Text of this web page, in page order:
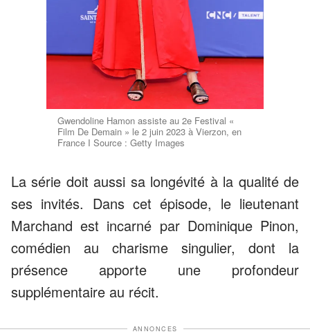
Gwendoline Hamon assiste au 2e Festival «
Film De Demain » le 2 juin 2023 à Vierzon, en
France I Source : Getty Images
La série doit aussi sa longévité à la qualité de
ses invités. Dans cet épisode, le lieutenant
Marchand est incarné par Dominique Pinon,
comédien au charisme singulier, dont la
présence apporte une profondeur
supplémentaire au récit.
ANNONCES